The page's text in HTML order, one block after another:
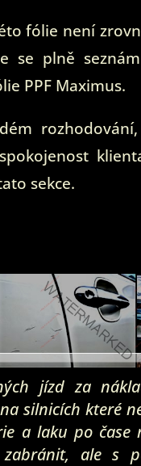
fólie není
se plně
PPF Maximus.
sekce.
jízd za
silnicích které
a laku po čase
ale s